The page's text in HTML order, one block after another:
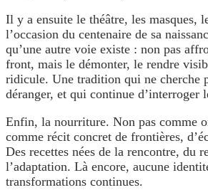
Il y a ensuite le théâtre, les masques,
l’occasion du centenaire de sa
qu’une autre voie existe : non pas
front, mais le démonter, le rendre
ridicule. Une tradition qui ne cherche
déranger, et qui continue d’interroger
Enfin, la nourriture. Non pas comme
comme récit concret de frontières,
Des recettes nées de la rencontre, du
l’adaptation. Là encore, aucune
transformations continues.